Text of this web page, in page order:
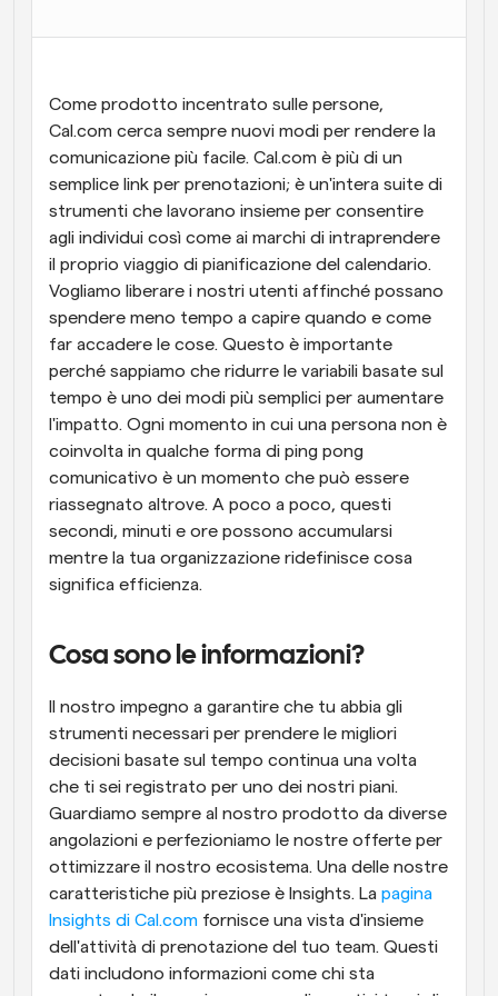
Programmazione potenziata con chiamate
supportate dall'IA
Flussi di lavoro
Blog
Rimani aggiornato con le ultime notizie e aggiornamenti
Riunioni Instantanee
Incontrare i clienti in pochi minuti
Link di Gruppo Dinamico
Prenota senza sforzo riunioni con più persone
Webhook
Ricevi una notifica quando succede qualcosa
Come prodotto incentrato sulle persone,
Cal.com cerca sempre nuovi modi per rendere la
comunicazione più facile. Cal.com è più di un
semplice link per prenotazioni; è un'intera suite di
strumenti che lavorano insieme per consentire
agli individui così come ai marchi di intraprendere
il proprio viaggio di pianificazione del calendario.
Vogliamo liberare i nostri utenti affinché possano
spendere meno tempo a capire quando e come
far accadere le cose. Questo è importante
perché sappiamo che ridurre le variabili basate sul
tempo è uno dei modi più semplici per aumentare
l'impatto. Ogni momento in cui una persona non è
coinvolta in qualche forma di ping pong
comunicativo è un momento che può essere
riassegnato altrove. A poco a poco, questi
secondi, minuti e ore possono accumularsi
mentre la tua organizzazione ridefinisce cosa
significa efficienza.
Cosa sono le informazioni?
Il nostro impegno a garantire che tu abbia gli
strumenti necessari per prendere le migliori
decisioni basate sul tempo continua una volta
che ti sei registrato per uno dei nostri piani.
Guardiamo sempre al nostro prodotto da diverse
angolazioni e perfezioniamo le nostre offerte per
ottimizzare il nostro ecosistema. Una delle nostre
caratteristiche più preziose è Insights. La pagina
Insights di Cal.com fornisce una vista d'insieme
dell'attività di prenotazione del tuo team. Questi
dati includono informazioni come chi sta